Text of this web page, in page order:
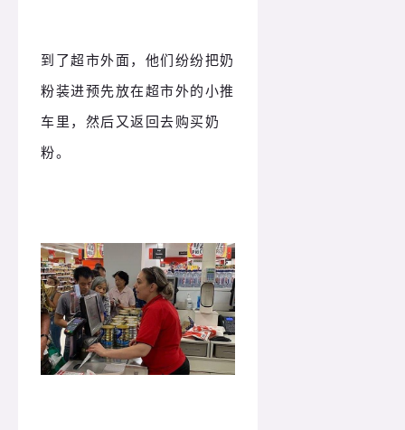
到了超市外面，他们纷纷把奶
粉装进预先放在超市外的小推
车里，然后又返回去购买奶
粉。